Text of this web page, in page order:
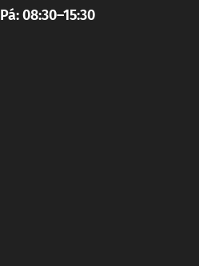
Pá: 08:30–15:30